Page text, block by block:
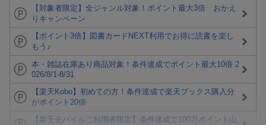
【対象者限定】全ジャンル対象！ポイント最大3倍 おかえ
りキャンペーン
【ポイント3倍】図書カードNEXT利用でお得に読書を楽し
もう♪
本・雑誌在庫あり商品対象！条件達成でポイント最大10倍 2
026/8/1-8/31
【楽天Kobo】初めての方！条件達成で楽天ブックス購入分
がポイント20倍
【楽天モバイルご利用者限定】条件達成で100万ポイント山